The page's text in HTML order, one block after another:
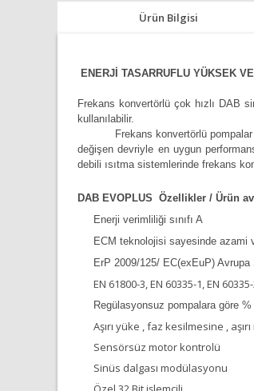
Ürün Bilgisi
ENERJİ TASARRUFLU YÜKSEK
Frekans konvertörlü çok hızlı DAB
kullanılabilir.
Frekans konvertörlü
değişen devriyle en uygun
debili ısıtma sistemlerinde frekans
DAB EVOPLUS Özellikler / Ürün
Enerji verimliliği sınıfı A
ECM teknolojisi sayesinde azami
ErP 2009/125/ EC(exEuP) Avrupa
EN 61800-3, EN 60335-1, EN
Regülasyonsuz pompalara göre
Aşırı yüke , faz kesilmesine ,
Sensörsüz motor kontrolü
Sinüs dalgası modülasyonu